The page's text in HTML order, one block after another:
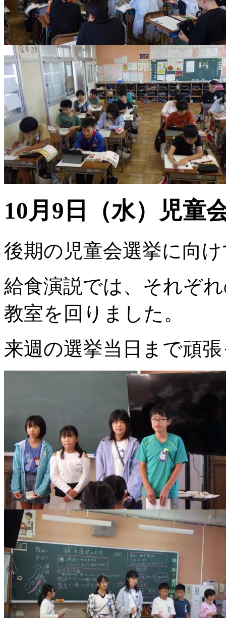
10月9日（水）児童
後期の児童会選挙に向
給食演説では、それぞ
教室を回りました。
来週の選挙当日まで頑